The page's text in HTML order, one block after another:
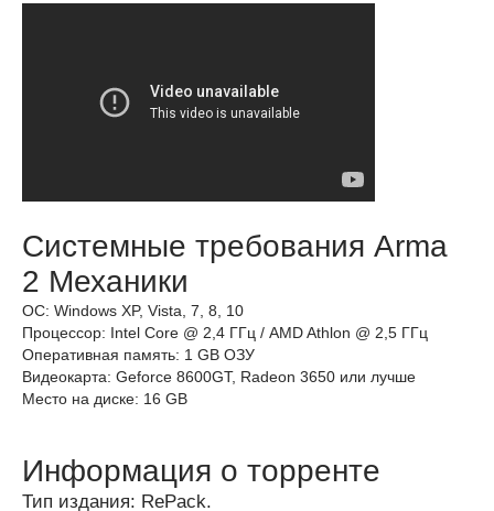
Системные требования Arma
2 Механики
ОС: Windows XP, Vista, 7, 8, 10
Процессор: Intel Core @ 2,4 ГГц / AMD Athlon @ 2,5 ГГц
Оперативная память: 1 GB ОЗУ
Видеокарта: Geforce 8600GT, Radeon 3650 или лучше
Место на диске: 16 GB
Информация о торренте
Тип издания: RePack.